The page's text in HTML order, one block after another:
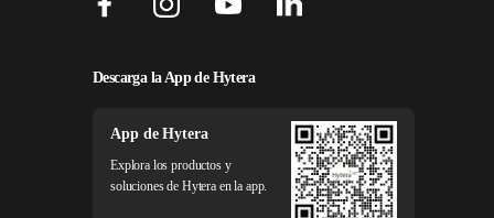
Descarga la App de Hytera
App de Hytera
Explora los productos y
soluciones de Hytera en la app.